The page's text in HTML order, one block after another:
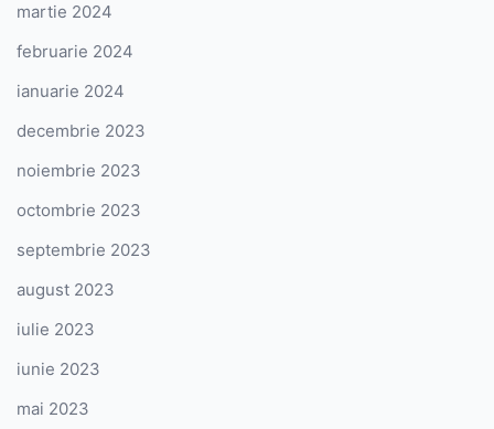
martie 2024
februarie 2024
ianuarie 2024
decembrie 2023
noiembrie 2023
octombrie 2023
septembrie 2023
august 2023
iulie 2023
iunie 2023
mai 2023